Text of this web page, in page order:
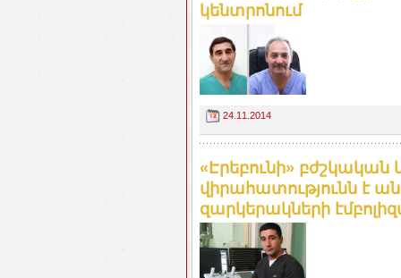
կենտրոնում
24.11.2014
«Էրեբունի»
վիրահատությունն է
զարկերակների